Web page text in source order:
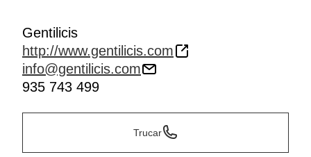
Gentilicis
http://www.gentilicis.com
info@gentilicis.com
935 743 499
Trucar